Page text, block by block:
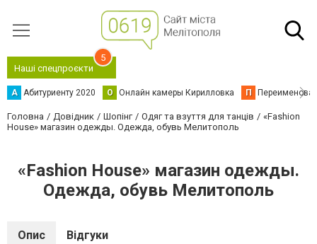
Наші спецпроєкти
5
А Абитуриенту 2020 О Онлайн камеры Кирилловка П
Головна Довідник Шопінг Одяг та взуття для танців
«Fashion
House» магазин одежды. Одежда, обувь Мелитополь
«Fashion House» магазин одежды.
Одежда, обувь Мелитополь
Опис Відгуки